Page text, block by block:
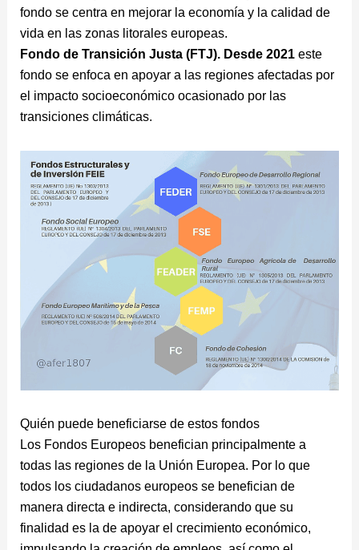
fondo se centra en mejorar la economía y la calidad de
vida en las zonas litorales europeas.
Fondo de Transición Justa (FTJ).Desde 2021 este
fondo se enfoca en apoyar a las regiones afectadas por
el impacto socioeconómico ocasionado por las
transiciones climáticas.
Quién puede beneficiarse de estos fondos
Los Fondos Europeos benefician principalmente a
todas las regiones de la Unión Europea. Por lo que
todos los ciudadanos europeos se benefician de
manera directa e indirecta, considerando que su
finalidad es la de apoyar el crecimiento económico,